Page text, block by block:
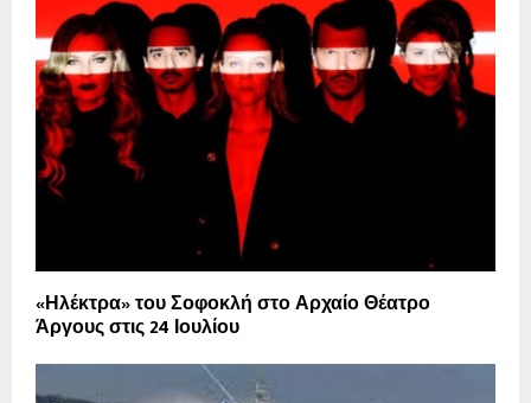
«Ηλέκτρα» του Σοφοκλή στο Αρχαίο Θέατρο
Άργους στις 24 Ιουλίου